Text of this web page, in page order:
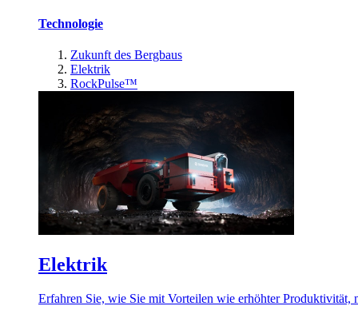
Technologie
Zukunft des Bergbaus
Elektrik
RockPulse™
Elektrik
Erfahren Sie, wie Sie mit Vorteilen wie erhöhter Produktivität,